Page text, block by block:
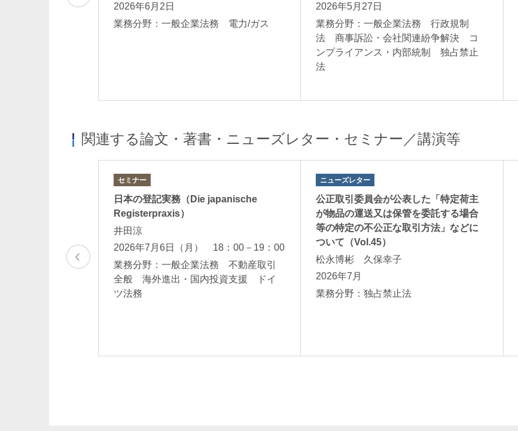
2026年6月2日
業務分野：一般企業法務 電力/ガス
2026年5月27日
業務分野：一般企業法務 行政規制
法 商事訴訟・会社関連紛争解決 コ
ンプライアンス・内部統制 独占禁止
法
関連する論文・著書・ニューズレター・セミナー／講演等
務 バンキング
セミナー
日本の登記実務（Die japanische
Registerpraxis）
井田涼
2026年7月6日（月） 18：00－19：00
業務分野：一般企業法務 不動産取引
全般 海外進出・国内投資支援 ドイ
ツ法務
ニューズレター
公正取引委員会が公表した「⁠特定荷主
が物品の運送又は保管を委託する場合
等の特定の不公正な取引方法⁠」などに
ついて（Vol.45）
松永博彬 久保幸子
2026年7月
業務分野：独占禁止法